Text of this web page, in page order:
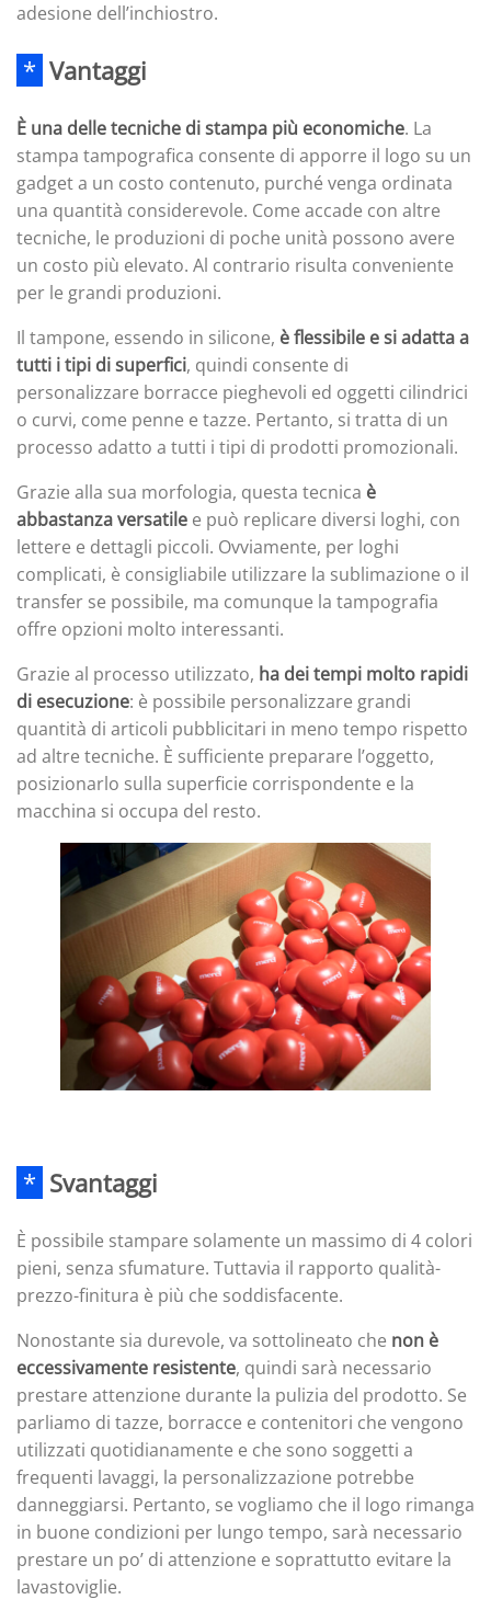
adesione dell’inchiostro.
* Vantaggi
È una delle tecniche di stampa più economiche. La
stampa tampografica consente di apporre il logo su un
gadget a un costo contenuto, purché venga ordinata
una quantità considerevole. Come accade con altre
tecniche, le produzioni di poche unità possono avere
un costo più elevato. Al contrario risulta conveniente
per le grandi produzioni.
Il tampone, essendo in silicone, è flessibile e si adatta a
tutti i tipi di superfici, quindi consente di
personalizzare borracce pieghevoli ed oggetti cilindrici
o curvi, come penne e tazze. Pertanto, si tratta di un
processo adatto a tutti i tipi di prodotti promozionali.
Grazie alla sua morfologia, questa tecnica è
abbastanza versatile e può replicare diversi loghi, con
lettere e dettagli piccoli. Ovviamente, per loghi
complicati, è consigliabile utilizzare la sublimazione o il
transfer se possibile, ma comunque la tampografia
offre opzioni molto interessanti.
Grazie al processo utilizzato, ha dei tempi molto rapidi
di esecuzione: è possibile personalizzare grandi
quantità di articoli pubblicitari in meno tempo rispetto
ad altre tecniche. È sufficiente preparare l’oggetto,
posizionarlo sulla superficie corrispondente e la
macchina si occupa del resto.
* Svantaggi
È possibile stampare solamente un massimo di 4 colori
pieni, senza sfumature. Tuttavia il rapporto qualità-
prezzo-finitura è più che soddisfacente.
Nonostante sia durevole, va sottolineato che non è
eccessivamente resistente, quindi sarà necessario
prestare attenzione durante la pulizia del prodotto. Se
parliamo di tazze, borracce e contenitori che vengono
utilizzati quotidianamente e che sono soggetti a
frequenti lavaggi, la personalizzazione potrebbe
danneggiarsi. Pertanto, se vogliamo che il logo rimanga
in buone condizioni per lungo tempo, sarà necessario
prestare un po’ di attenzione e soprattutto evitare la
lavastoviglie.